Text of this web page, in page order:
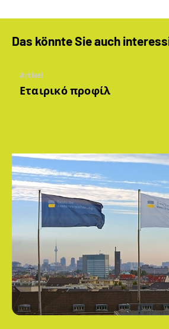
Das könnte Sie auch
Artikel
Εταιρικό προφίλ